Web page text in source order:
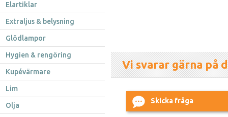
Elartiklar
Extraljus & belysning
Glödlampor
Hygien & rengöring
Kupévärmare
Lim
Olja
Vi svarar gärna på
Skicka fråga